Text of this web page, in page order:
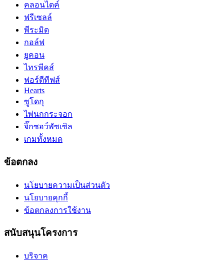
คลอนไดค์
ฟรีเซลล์
พีระมิด
กอล์ฟ
ยูคอน
ไทรพีคส์
ฟอร์ตีทีฟส์
Hearts
ซูโดกุ
ไพ่นกกระจอก
จิ๊กซอว์พัซเซิล
เกมทั้งหมด
ข้อตกลง
นโยบายความเป็นส่วนตัว
นโยบายคุกกี้
ข้อตกลงการใช้งาน
สนับสนุนโครงการ
บริจาค